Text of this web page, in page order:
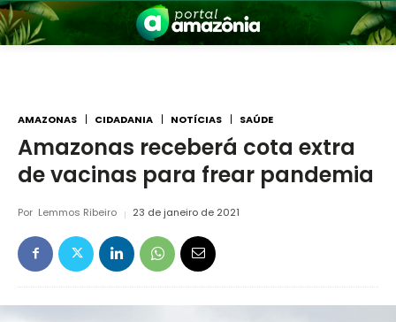
AMAZONAS CIDADANIA NOTÍCIAS SAÚDE
Amazonas receberá cota extra
de vacinas para frear pandemia
Por Lemmos Ribeiro 23 de janeiro de 2021